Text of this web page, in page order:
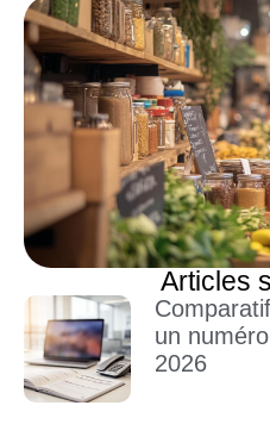
Articles
un
2026